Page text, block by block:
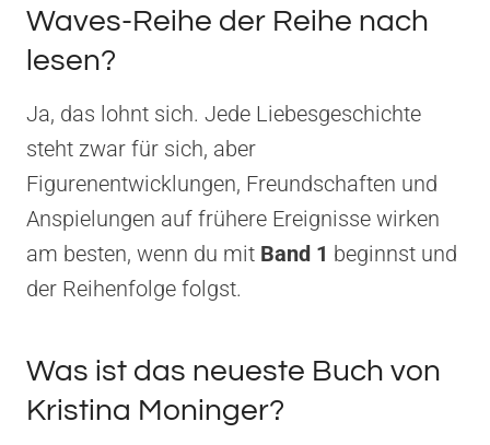
Waves-Reihe der Reihe nach
lesen?
Ja, das lohnt sich. Jede Liebesgeschichte
steht zwar für sich, aber
Figurenentwicklungen, Freundschaften und
Anspielungen auf frühere Ereignisse wirken
am besten, wenn du mit Band 1 beginnst und
der Reihenfolge folgst.
Was ist das neueste Buch von
Kristina Moninger?